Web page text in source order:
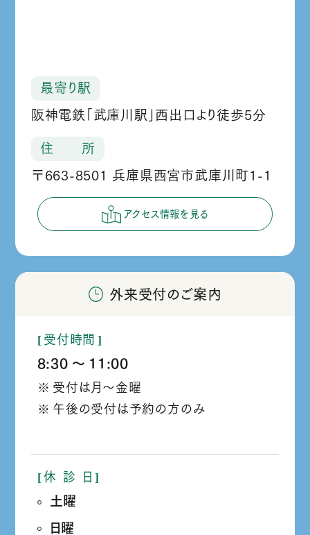
最寄り駅
阪神電鉄「武庫川駅」西出口より徒歩5分
住 所
〒663-8501 兵庫県西宮市武庫川町1-1
アクセス情報を見る
外来受付のご案内
受付時間
8:30
か
ら
11:00
受付は月～金曜
午後の受付は予約の方のみ
休 診 日
土曜
日曜